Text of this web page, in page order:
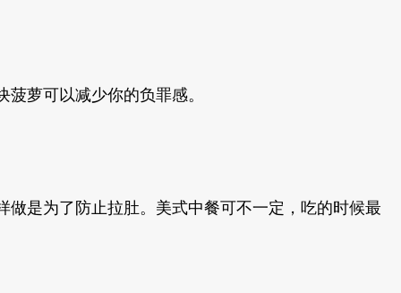
萝可以减少你的负罪感。
是为了防止拉肚。美式中餐可不一定，吃的时候最